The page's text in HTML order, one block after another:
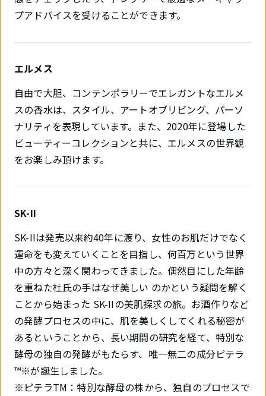
プアドバイスを受けることができます。
エルメス
自由で大胆、コンテンポラリーでエレガントなエルメ
スの香水は、スタイル、アートオブリビング、パーソ
ナリティを表現しています。また、2020年に登場した
ビューティーコレクションと共に、エルメスの世界観
をお楽しみ頂けます。
SK-II
SK-IIは発売以来約40年に渡り、女性のお肌だけでなく
運命をも変えていくことを目指し、何百万という世界
中の方々と深く関わってきました。偶然目にした年齢
を重ねた杜氏の手はなぜ美しい のかという疑問を解く
ことから始まった SK-IIの美肌探求の旅。お酒作りなど
の発酵プロセスの中に、肌を美しくしてくれる秘密が
あるということから、長い期間の研究を経て、特別な
酵母の独自の発酵がもたらす、唯一無二の成分ピテラ
™※が誕生しました。
※ピテラTM：特別な酵母の株から、独自のプロセスで